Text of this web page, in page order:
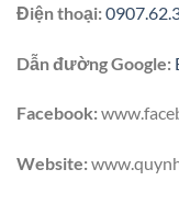
Điện thoại:
Dẫn đường Google:
Facebook:
Website: